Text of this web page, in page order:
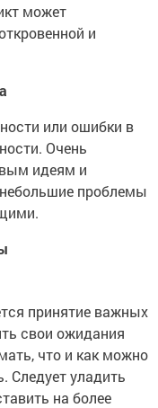
может
и
или ошибки в
Очень
идеям и
проблемы
принятие важных
свои ожидания
что и как можно
Следует уладить
на более